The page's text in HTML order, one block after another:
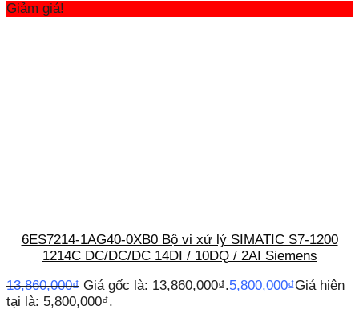
Giảm giá!
6ES7214-1AG40-0XB0 Bộ vi xử lý SIMATIC S7-1200
1214C DC/DC/DC 14DI / 10DQ / 2AI Siemens
13,860,000₫ Giá gốc là: 13,860,000₫.5,800,000₫Giá hiện
tại là: 5,800,000₫.